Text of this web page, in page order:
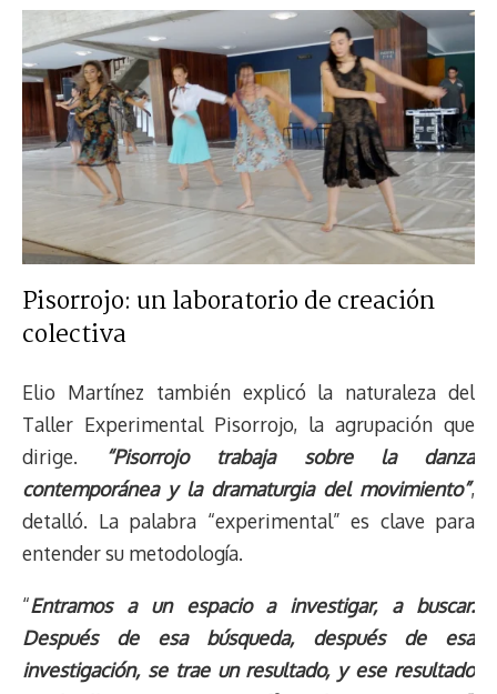
Pisorrojo: un laboratorio de creación
colectiva
Elio Martínez también explicó la naturaleza del
Taller Experimental Pisorrojo, la agrupación que
dirige.
“Pisorrojo trabaja sobre la danza
contemporánea y la dramaturgia del movimiento”,
detalló. La palabra “experimental” es clave para
entender su metodología.
“Entramos a un espacio a investigar, a buscar.
Después de esa búsqueda, después de esa
investigación, se trae un resultado, y ese resultado